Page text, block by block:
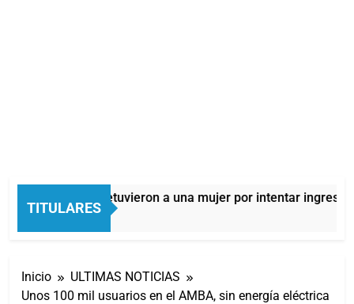
TITULARES
Quilmes: detuvieron a una mujer por intentar ingresar
4 Horas Atrás
Inicio
ULTIMAS NOTICIAS
Unos 100 mil usuarios en el AMBA, sin energía eléctrica